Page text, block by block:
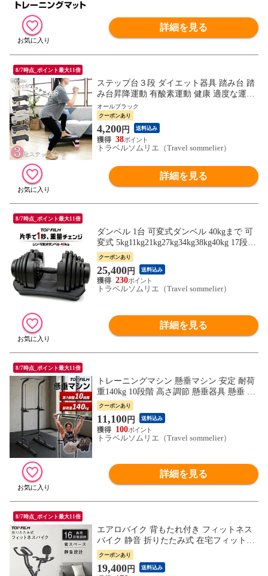
詳細を見る
8/7時点_ポイント最大11倍
ステップ台３段 ダイエット器具 踏み台 踏
み台昇降運動 有酸素運動 健康 適度な運動
エクササイズ フィットネス 室内運動器具
コンパクト 送料無料 ※北海道、沖縄県、
離島を除く 【ロジ発送】オールブラック
トラベルソムリエ w-tre5
オールブラック
クーポンあり
4,200円 送料込み
38
トラベルソムリエ（Travel sommelier）
詳細を見る
8/7時点_ポイント最大11倍
ダンベル 1台 可変式ダンベル 40kgまで 可
変式 5kg11kg21kg27kg34kg38kg40kg 17段階
調節 アジャスタブルダンベル 筋トレ ダイ
エット 筋力トレーニング 体力アップ 送料
無料 ※北海道、沖縄県、離島を除く 【ロ
ジ発送】 トラベルソムリエ w-tre5
クーポンあり
25,400円 送料込み
230
トラベルソムリエ（Travel sommelier）
詳細を見る
8/7時点_ポイント最大11倍
トレーニングマシン 懸垂マシン 安定 耐荷
重140kg 10段階 高さ調節 懸垂器具 懸垂 ぶ
ら下がり健康器 筋トレマシン 送料無料 ※
北海道、沖縄県、離島を除く 【ロジ発送】
トラベルソムリエ w-tre5
クーポンあり
11,100円 送料込み
100
トラベルソムリエ（Travel sommelier）
詳細を見る
8/7時点_ポイント最大11倍
エアロバイク 背もたれ付き フィットネス
バイク 静音 折りたたみ式 在宅フィットネ
ス 体幹トレーニング エクササイズ トレー
ニング 体幹 筋トレ ダイエット 健康器具
有酸素運動 室内運動 家庭用 送料無料 ※北
クーポンあり
19,400円 送料込み